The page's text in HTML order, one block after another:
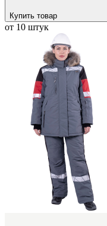
Купить товар
от 10 штук